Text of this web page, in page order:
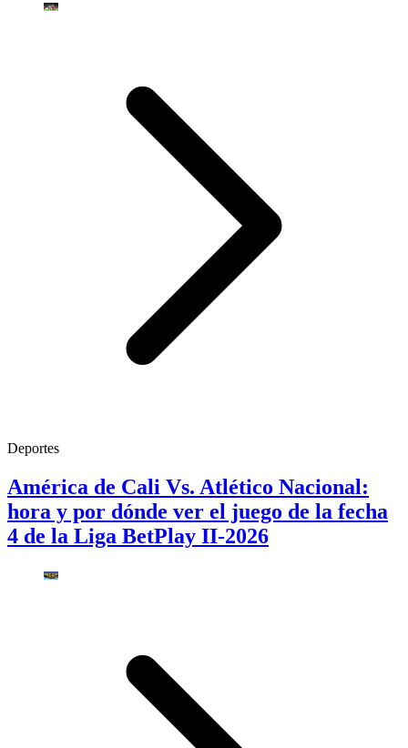
Deportes
América de Cali Vs. Atlético Nacional:
hora y por dónde ver el juego de la fecha
4 de la Liga BetPlay II-2026